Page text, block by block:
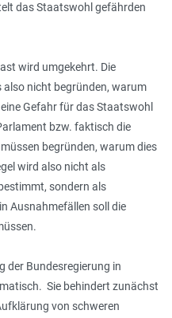
das Staatswohl gefährden
wird umgekehrt. Die
also nicht begründen, warum
Gefahr für das Staatswohl
bzw. faktisch die
begründen, warum dies
wird also nicht als
sondern als
Ausnahmefällen soll die
der Bundesregierung in
Sie behindert zunächst
von schweren